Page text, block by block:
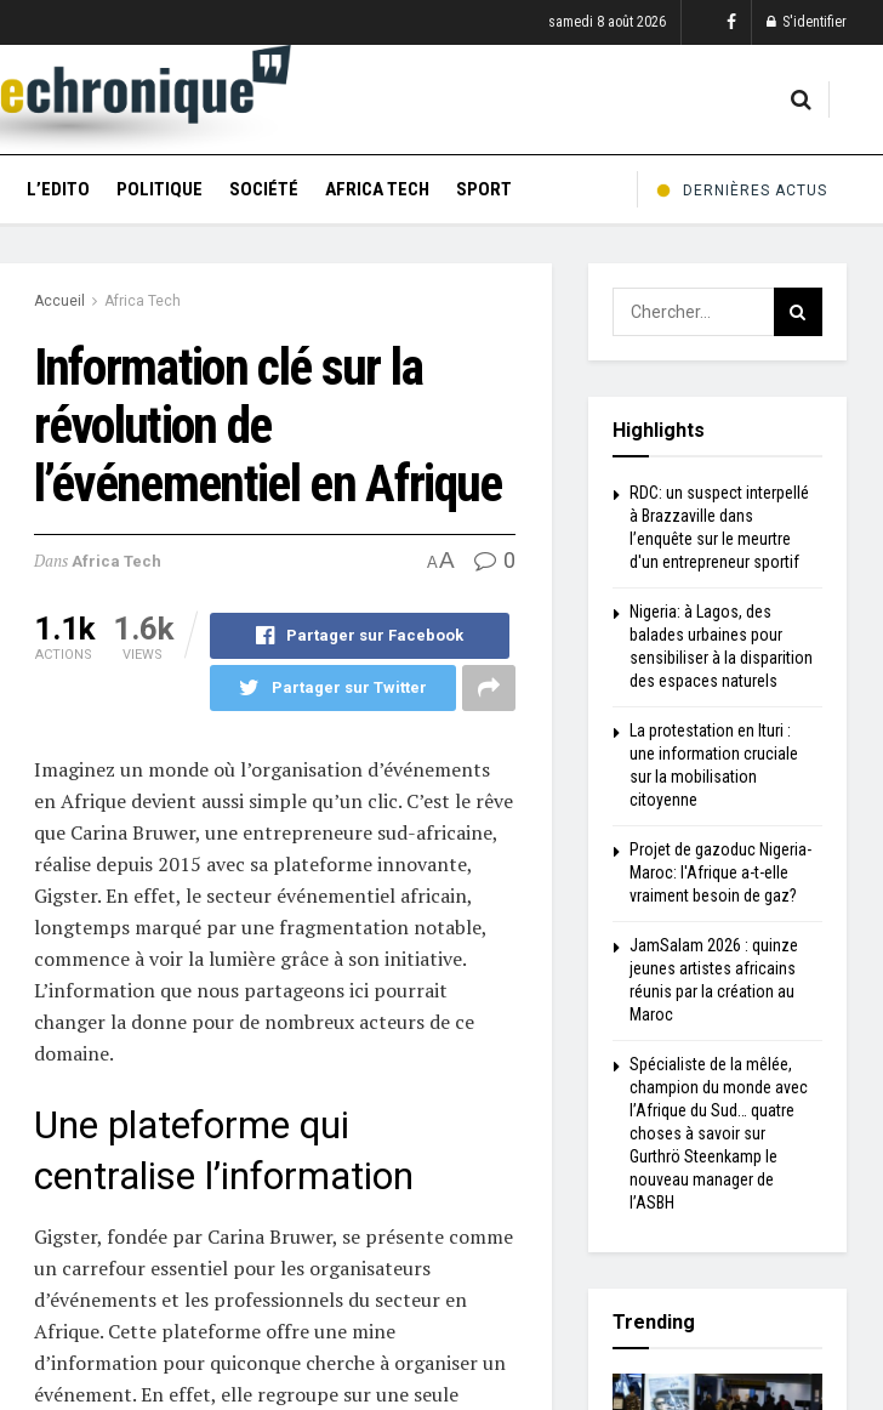
samedi 8 août 2026 S'identifier
L’EDITO POLITIQUE SOCIÉTÉ AFRICA TECH SPORT DERNIÈRES ACTUS
Accueil Africa Tech
Information clé sur la
révolution de
l’événementiel en Afrique
Dans Africa Tech AA 0
1.1k
ACTIONS
1.6k
VIEWS
Partager sur Facebook
Partager sur Twitter
Imaginez un monde où l’organisation d’événements
en Afrique devient aussi simple qu’un clic. C’est le rêve
que Carina Bruwer, une entrepreneure sud-africaine,
réalise depuis 2015 avec sa plateforme innovante,
Gigster. En effet, le secteur événementiel africain,
longtemps marqué par une fragmentation notable,
commence à voir la lumière grâce à son initiative.
L’information que nous partageons ici pourrait
changer la donne pour de nombreux acteurs de ce
domaine.
Une plateforme qui
centralise l’information
Gigster, fondée par Carina Bruwer, se présente comme
un carrefour essentiel pour les organisateurs
d’événements et les professionnels du secteur en
Afrique. Cette plateforme offre une mine
d’information pour quiconque cherche à organiser un
événement. En effet, elle regroupe sur une seule
Highlights
RDC: un suspect interpellé
à Brazzaville dans
l’enquête sur le meurtre
d'un entrepreneur sportif
Nigeria: à Lagos, des
balades urbaines pour
sensibiliser à la disparition
des espaces naturels
La protestation en Ituri :
une information cruciale
sur la mobilisation
citoyenne
Projet de gazoduc Nigeria-
Maroc: l'Afrique a-t-elle
vraiment besoin de gaz?
JamSalam 2026 : quinze
jeunes artistes africains
réunis par la création au
Maroc
Spécialiste de la mêlée,
champion du monde avec
l’Afrique du Sud… quatre
choses à savoir sur
Gurthrö Steenkamp le
nouveau manager de
l’ASBH
Trending